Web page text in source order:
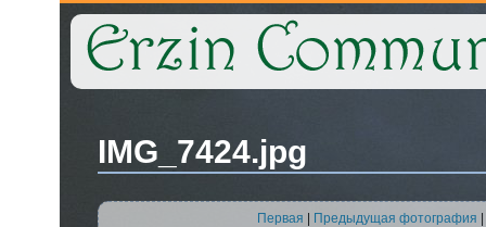
IMG_7424.jpg
Первая Предыдущая фотография